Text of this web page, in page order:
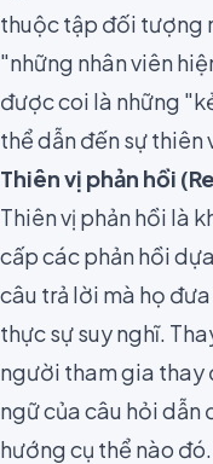
thuộc tập đối tượng
"những nhân viên
được coi là những
thể dẫn đến sự thiên
Thiên vị phản hồi
Thiên vị phản hồi là
cấp các phản hồi
câu trả lời mà họ
thực sự suy nghĩ.
người tham gia thay
ngữ của câu hỏidẫn
hướng cụ thể nào đó.